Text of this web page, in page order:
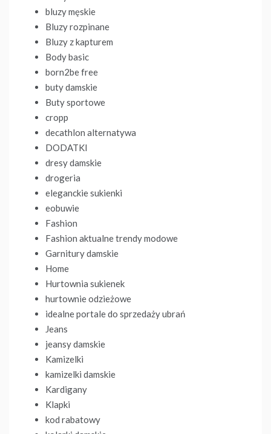
bluzy męskie
Bluzy rozpinane
Bluzy z kapturem
Body basic
born2be free
buty damskie
Buty sportowe
cropp
decathlon alternatywa
DODATKI
dresy damskie
drogeria
eleganckie sukienki
eobuwie
Fashion
Fashion aktualne trendy modowe
Garnitury damskie
Home
Hurtownia sukienek
hurtownie odzieżowe
idealne portale do sprzedaży ubrań
Jeans
jeansy damskie
Kamizelki
kamizelki damskie
Kardigany
Klapki
kod rabatowy